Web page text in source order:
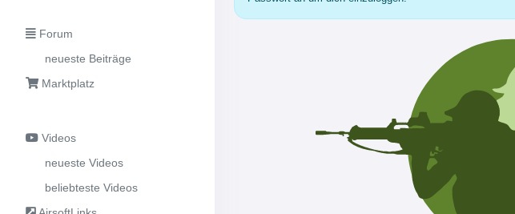
Forum
neueste Beiträge
Marktplatz
Videos
neueste Videos
beliebteste Videos